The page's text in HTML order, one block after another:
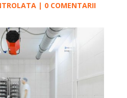
| 0 COMENTARII